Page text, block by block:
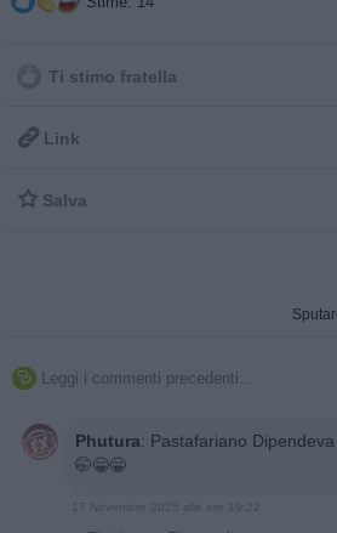
Ti stimo fratella
 Link
 Salva
 Leggi i commenti precedenti...
Phutura: Pastafariano
🤭😁😁
17 Novembre 2025 alle ore 19:22